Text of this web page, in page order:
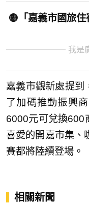
🟡「嘉義市國旅住
我是
嘉義市觀新處提到
了加碼推動振興
6000元可兌換600
喜愛的開嘉市集、
賽都將陸續登場。
相關新聞